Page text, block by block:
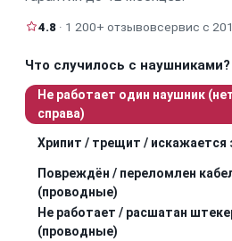
4.8 · 1 200+ отзывовсервис с
Что случилось с наушниками?
Не работает один наушник
справа)
Хрипит / трещит / искажается
Повреждён / переломлен
(проводные)
Не работает / расшатан
(проводные)